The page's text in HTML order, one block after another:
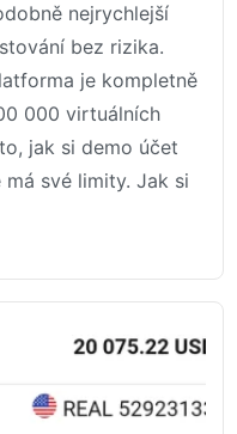
nejrychlejší
bez rizika.
je kompletně
000 virtuálních
jak si demo účet
své limity. Jak si